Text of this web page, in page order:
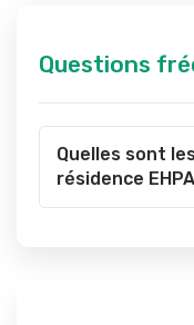
Questions
Quelles sont
résidence